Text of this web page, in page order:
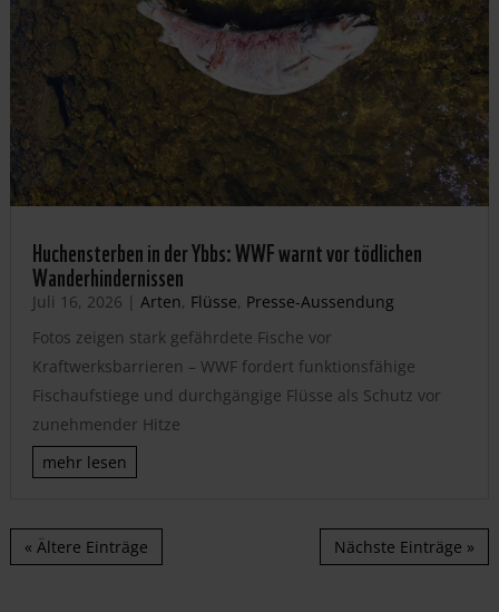
Huchensterben in der Ybbs: WWF warnt vor tödlichen
Wanderhindernissen
Juli 16, 2026 | Arten, Flüsse, Presse-Aussendung
Fotos zeigen stark gefährdete Fische vor
Kraftwerksbarrieren – WWF fordert funktionsfähige
Fischaufstiege und durchgängige Flüsse als Schutz vor
zunehmender Hitze
mehr lesen
« Ältere Einträge Nächste Einträge »